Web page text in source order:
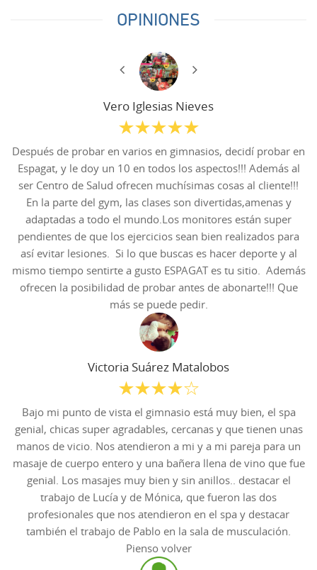
OPINIONES
Vero Iglesias Nieves
Después de probar en varios en gimnasios, decidí probar en
Espagat, y le doy un 10 en todos los aspectos!!! Además al
ser Centro de Salud ofrecen muchísimas cosas al cliente!!!
En la parte del gym, las clases son divertidas,amenas y
adaptadas a todo el mundo.Los monitores están super
pendientes de que los ejercicios sean bien realizados para
así evitar lesiones. Si lo que buscas es hacer deporte y al
mismo tiempo sentirte a gusto ESPAGAT es tu sitio. Además
ofrecen la posibilidad de probar antes de abonarte!!! Que
más se puede pedir.
Victoria Suárez Matalobos
Bajo mi punto de vista el gimnasio está muy bien, el spa
genial, chicas super agradables, cercanas y que tienen unas
manos de vicio. Nos atendieron a mi y a mi pareja para un
masaje de cuerpo entero y una bañera llena de vino que fue
genial. Los masajes muy bien y sin anillos.. destacar el
trabajo de Lucía y de Mónica, que fueron las dos
profesionales que nos atendieron en el spa y destacar
también el trabajo de Pablo en la sala de musculación.
Pienso volver